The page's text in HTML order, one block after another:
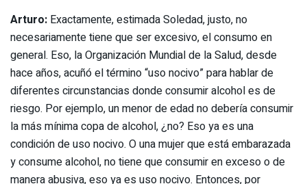
Arturo: Exactamente, estimada Soledad, justo, no
necesariamente tiene que ser excesivo, el consumo en
general. Eso, la Organización Mundial de la Salud, desde
hace años, acuñó el término “uso nocivo” para hablar de
diferentes circunstancias donde consumir alcohol es de
riesgo. Por ejemplo, un menor de edad no debería consumir
la más mínima copa de alcohol, ¿no? Eso ya es una
condición de uso nocivo. O una mujer que está embarazada
y consume alcohol, no tiene que consumir en exceso o de
manera abusiva, eso ya es uso nocivo. Entonces, por